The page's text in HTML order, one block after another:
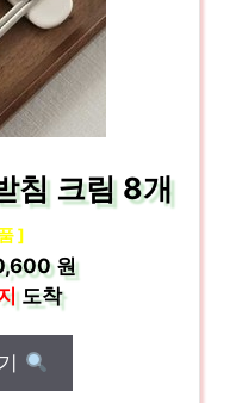
침 크림 8개
]
원
도착